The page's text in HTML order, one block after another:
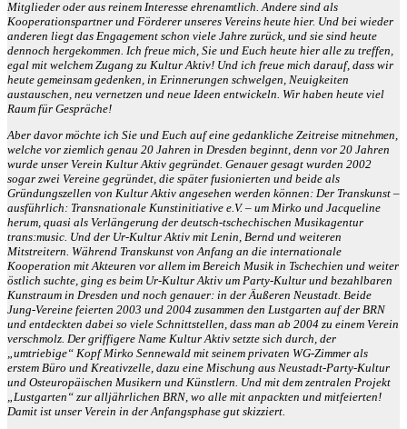
Mitglieder oder aus reinem Interesse ehrenamtlich. Andere sind als
Kooperationspartner und Förderer unseres Vereins heute hier. Und bei wieder
anderen liegt das Engagement schon viele Jahre zurück, und sie sind heute
dennoch hergekommen. Ich freue mich, Sie und Euch heute hier alle zu treffen,
egal mit welchem Zugang zu Kultur Aktiv! Und ich freue mich darauf, dass wir
heute gemeinsam gedenken, in Erinnerungen schwelgen, Neuigkeiten
austauschen, neu vernetzen und neue Ideen entwickeln. Wir haben heute viel
Raum für Gespräche!
Aber davor möchte ich Sie und Euch auf eine gedankliche Zeitreise mitnehmen,
welche vor ziemlich genau 20 Jahren in Dresden beginnt, denn vor 20 Jahren
wurde unser Verein Kultur Aktiv gegründet. Genauer gesagt wurden 2002
sogar zwei Vereine gegründet, die später fusionierten und beide als
Gründungszellen von Kultur Aktiv angesehen werden können: Der Transkunst –
ausführlich: Transnationale Kunstinitiative e.V. – um Mirko und Jacqueline
herum, quasi als Verlängerung der deutsch-tschechischen Musikagentur
trans:music. Und der Ur-Kultur Aktiv mit Lenin, Bernd und weiteren
Mitstreitern. Während Transkunst von Anfang an die internationale
Kooperation mit Akteuren vor allem im Bereich Musik in Tschechien und weiter
östlich suchte, ging es beim Ur-Kultur Aktiv um Party-Kultur und bezahlbaren
Kunstraum in Dresden und noch genauer: in der Äußeren Neustadt. Beide
Jung-Vereine feierten 2003 und 2004 zusammen den Lustgarten auf der BRN
und entdeckten dabei so viele Schnittstellen, dass man ab 2004 zu einem Verein
verschmolz. Der griffigere Name Kultur Aktiv setzte sich durch, der
„umtriebige“ Kopf Mirko Sennewald mit seinem privaten WG-Zimmer als
erstem Büro und Kreativzelle, dazu eine Mischung aus Neustadt-Party-Kultur
und Osteuropäischen Musikern und Künstlern. Und mit dem zentralen Projekt
„Lustgarten“ zur alljährlichen BRN, wo alle mit anpackten und mitfeierten!
Damit ist unser Verein in der Anfangsphase gut skizziert.